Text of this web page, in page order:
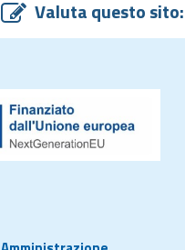
Valuta questo sito: